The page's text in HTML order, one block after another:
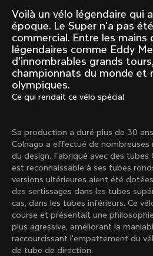
Mexico
1972
1979
Mexico TT
1980
1983
Arabesque
1983
1984
1985
Charger plus
10 de 71
Voilà un vélo légendaire qui
époque. Le Super n'a pas
commercial. Entre les mains
légendaires comme Eddy
d'innombrables grands
championnats du monde et
olympiques.
Ce qui rendait ce vélo spécial
Sa production a duré plus de 30
Colnago a effectué de
du design. Fabriqué avec des tubes
est reconnaissable à ses tubes
versions ultérieures aient été
des sertissages dans les tubes
cas, dans les tubes inférieurs. Ce
course et présentait une
plus agressive, améliorant la
raccourcissant l'empattement du
de tube de direction.